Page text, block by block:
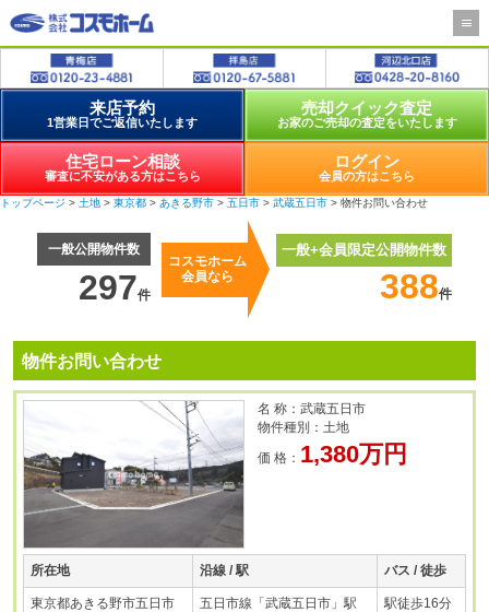
来店予約
1営業日でご返信いたします
売却クイック査定
お家のご売却の査定をいたします
住宅ローン相談
審査に不安がある方はこちら
ログイン
会員の方はこちら
トップページ > 土地 > 東京都 > あきる野市 > 五日市 > 武蔵五日市 > 物件お問い合わせ
一般公開物件数
297件
コスモホーム
会員なら
一般+会員限定公開物件数
388件
物件お問い合わせ
名 称：武蔵五日市
物件種別：土地
価 格： 1,380万円
所在地 沿線 / 駅 バス / 徒歩
東京都あきる野市五日市 五日市線「武蔵五日市」駅 駅徒歩16分